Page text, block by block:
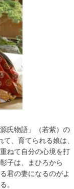
氏物語」（若紫）の
、育てられる娘は、
ねて自分の心境を打
子は、まひろから
君の妻になるのがよ
。